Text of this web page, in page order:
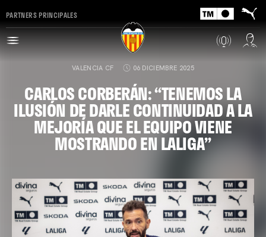
PARTNERS PRINCIPALES
VALENCIA CF 06 DICIEMBRE 2025
CARLOS CORBERÁN: “TENEMOS LA
ILUSIÓN DE DARLE CONTINUIDAD A LA
MEJORÍA QUE EL EQUIPO VIENE
MOSTRANDO EN LALIGA”